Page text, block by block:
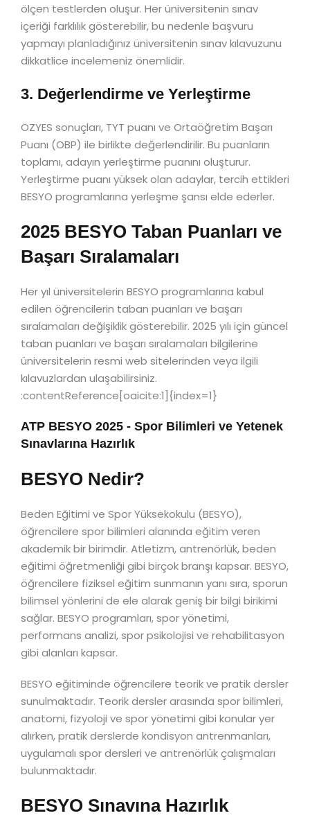
ölçen testlerden oluşur. Her üniversitenin sınav
içeriği farklılık gösterebilir, bu nedenle başvuru
yapmayı planladığınız üniversitenin sınav kılavuzunu
dikkatlice incelemeniz önemlidir.
3. Değerlendirme ve Yerleştirme
ÖZYES sonuçları, TYT puanı ve Ortaöğretim Başarı
Puanı (OBP) ile birlikte değerlendirilir. Bu puanların
toplamı, adayın yerleştirme puanını oluşturur.
Yerleştirme puanı yüksek olan adaylar, tercih ettikleri
BESYO programlarına yerleşme şansı elde ederler.
2025 BESYO Taban Puanları ve
Başarı Sıralamaları
Her yıl üniversitelerin BESYO programlarına kabul
edilen öğrencilerin taban puanları ve başarı
sıralamaları değişiklik gösterebilir. 2025 yılı için güncel
taban puanları ve başarı sıralamaları bilgilerine
üniversitelerin resmi web sitelerinden veya ilgili
kılavuzlardan ulaşabilirsiniz.
:contentReference[oaicite:1]{index=1}
ATP BESYO 2025 - Spor Bilimleri ve Yetenek
Sınavlarına Hazırlık
BESYO Nedir?
Beden Eğitimi ve Spor Yüksekokulu (BESYO),
öğrencilere spor bilimleri alanında eğitim veren
akademik bir birimdir. Atletizm, antrenörlük, beden
eğitimi öğretmenliği gibi birçok branşı kapsar. BESYO,
öğrencilere fiziksel eğitim sunmanın yanı sıra, sporun
bilimsel yönlerini de ele alarak geniş bir bilgi birikimi
sağlar. BESYO programları, spor yönetimi,
performans analizi, spor psikolojisi ve rehabilitasyon
gibi alanları kapsar.
BESYO eğitiminde öğrencilere teorik ve pratik dersler
sunulmaktadır. Teorik dersler arasında spor bilimleri,
anatomi, fizyoloji ve spor yönetimi gibi konular yer
alırken, pratik derslerde kondisyon antrenmanları,
uygulamalı spor dersleri ve antrenörlük çalışmaları
bulunmaktadır.
BESYO Sınavına Hazırlık